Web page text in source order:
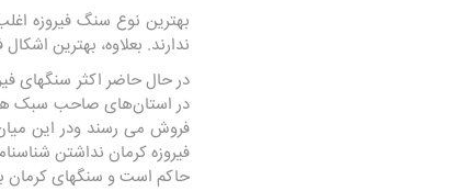
بهترین نوع سنگ فیروزه
ندارند. بعلاوه، بهترین
در حال حاضر اکثر سنگهای
در استان‌های صاحب سبک
فروش می رسند ودر این
فیروزه کرمان نداشتن
حاکم است و سنگهای کرمان